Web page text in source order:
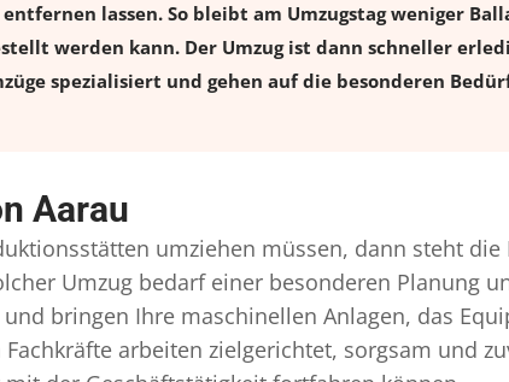
lassen. So bleibt am Umzugstag weniger
werden kann. Der Umzug ist dann schneller
spezialisiert und gehen auf die besonderen
Aarau
umziehen müssen, dann steht die
Umzug bedarf einer besonderen Planung
bringen Ihre maschinellen Anlagen, das
arbeiten zielgerichtet, sorgsam und